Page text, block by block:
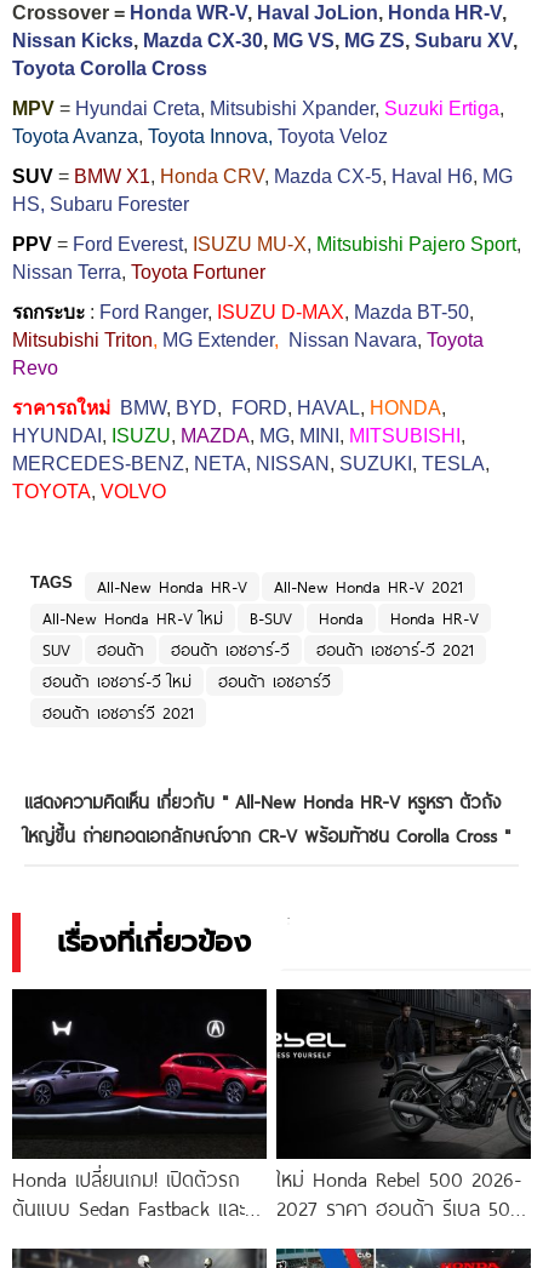
Crossover = Honda WR-V, Haval JoLion, Honda HR-V,
Nissan Kicks, Mazda CX-30, MG VS, MG ZS, Subaru XV,
Toyota Corolla Cross
MPV = Hyundai Creta, Mitsubishi Xpander, Suzuki Ertiga,
Toyota Avanza, Toyota Innova, Toyota Veloz
SUV = BMW X1, Honda CRV, Mazda CX-5, Haval H6, MG
HS, Subaru Forester
PPV = Ford Everest, ISUZU MU-X, Mitsubishi Pajero Sport,
Nissan Terra, Toyota Fortuner
รถกระบะ : Ford Ranger, ISUZU D-MAX, Mazda BT-50,
Mitsubishi Triton, MG Extender, Nissan Navara, Toyota
Revo
ราคารถใหม่ BMW, BYD, FORD, HAVAL, HONDA,
HYUNDAI , ISUZU, MAZDA, MG, MINI , MITSUBISHI ,
MERCEDES-BENZ, NETA, NISSAN , SUZUKI , TESLA,
TOYOTA, VOLVO
TAGS All-New Honda HR-V
All-New Honda HR-V 2021
All-New Honda HR-V ใหม่
B-SUV Honda
Honda HR-V
SUV
ฮอนด้า ฮอนด้า เอชอาร์-วี
ฮอนด้า เอชอาร์-วี 2021
ฮอนด้า เอชอาร์-วี ใหม่
ฮอนด้า เอชอาร์วี
ฮอนด้า เอชอาร์วี 2021
แสดงความคิดเห็น เกี่ยวกับ " All-New Honda HR-V หรูหรา ตัวถัง
ใหญ่ขึ้น ถ่ายทอดเอกลักษณ์จาก CR-V พร้อมท้าชน Corolla Cross"
เรื่องที่เกี่ยวข้อง
Honda เปลี่ยนเกม! เปิดตัวรถ
ต้นแบบ Sedan Fastback และ
ใหม่ Honda Rebel 500 2026-
2027 ราคา ฮอนด้า รีเบล 500